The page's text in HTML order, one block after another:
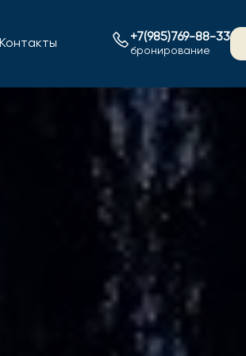
Контакты +7(985)769-88-33
бронирование